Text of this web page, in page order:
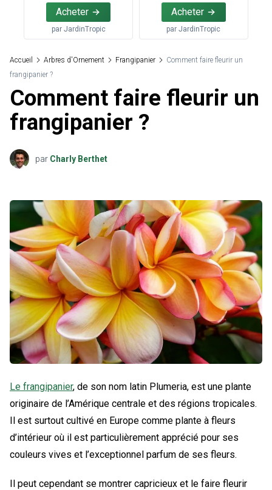
Acheter
par JardinTropic
Acheter
parJardinTropic
Accueil Arbres d'Ornement Frangipanier
Comment faire fleurir un
frangipanier ?
Comment faire fleurir un
frangipanier ?
par Charly Berthet
Le frangipanier, de son nom latin Plumeria, est une plante
originaire de l’Amérique centrale et des régions tropicales.
Il est surtout cultivé en Europe comme plante à fleurs
d’intérieur où il est particulièrement apprécié pour ses
couleurs vives et l’exceptionnel parfum de ses fleurs.
Il peut cependant se montrer capricieux et le faire fleurir